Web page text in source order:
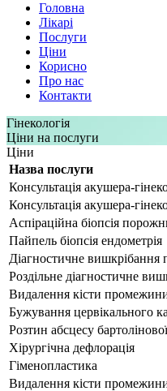
Головна
Лікарі
Послуги
Ціни
Корисно
Про нас
Контакти
Гінекологія
Ціни на послуги
Ціни
Назва послуги
Консультація акушера-
Консультація акушера-
Аспіраційна біопсія
Пайпель біопсія ендометрія
Діагностичне
Роздільне діагностичне
Видалення кісти
Бужування цервікального
Розтин абсцесу
Хірургічна дефлорація
Гіменопластика
Видалення кісти